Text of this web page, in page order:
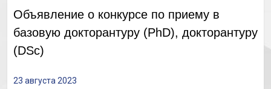
Объявление о конкурсе по приему в
базовую докторантуру (PhD), докторантуру
(DSc)
23 августа 2023